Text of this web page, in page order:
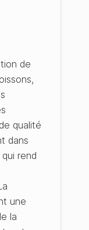
de
qualité
dans
rend
une
la